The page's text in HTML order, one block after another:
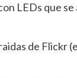
LEDs que
de Flickr